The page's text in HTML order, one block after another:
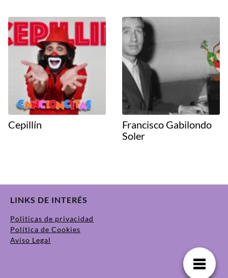
Cepillín
Francisco Gabilondo
Soler
LINKS DE INTERÉS
Politicas de privacidad
Política de Cookies
Aviso Legal